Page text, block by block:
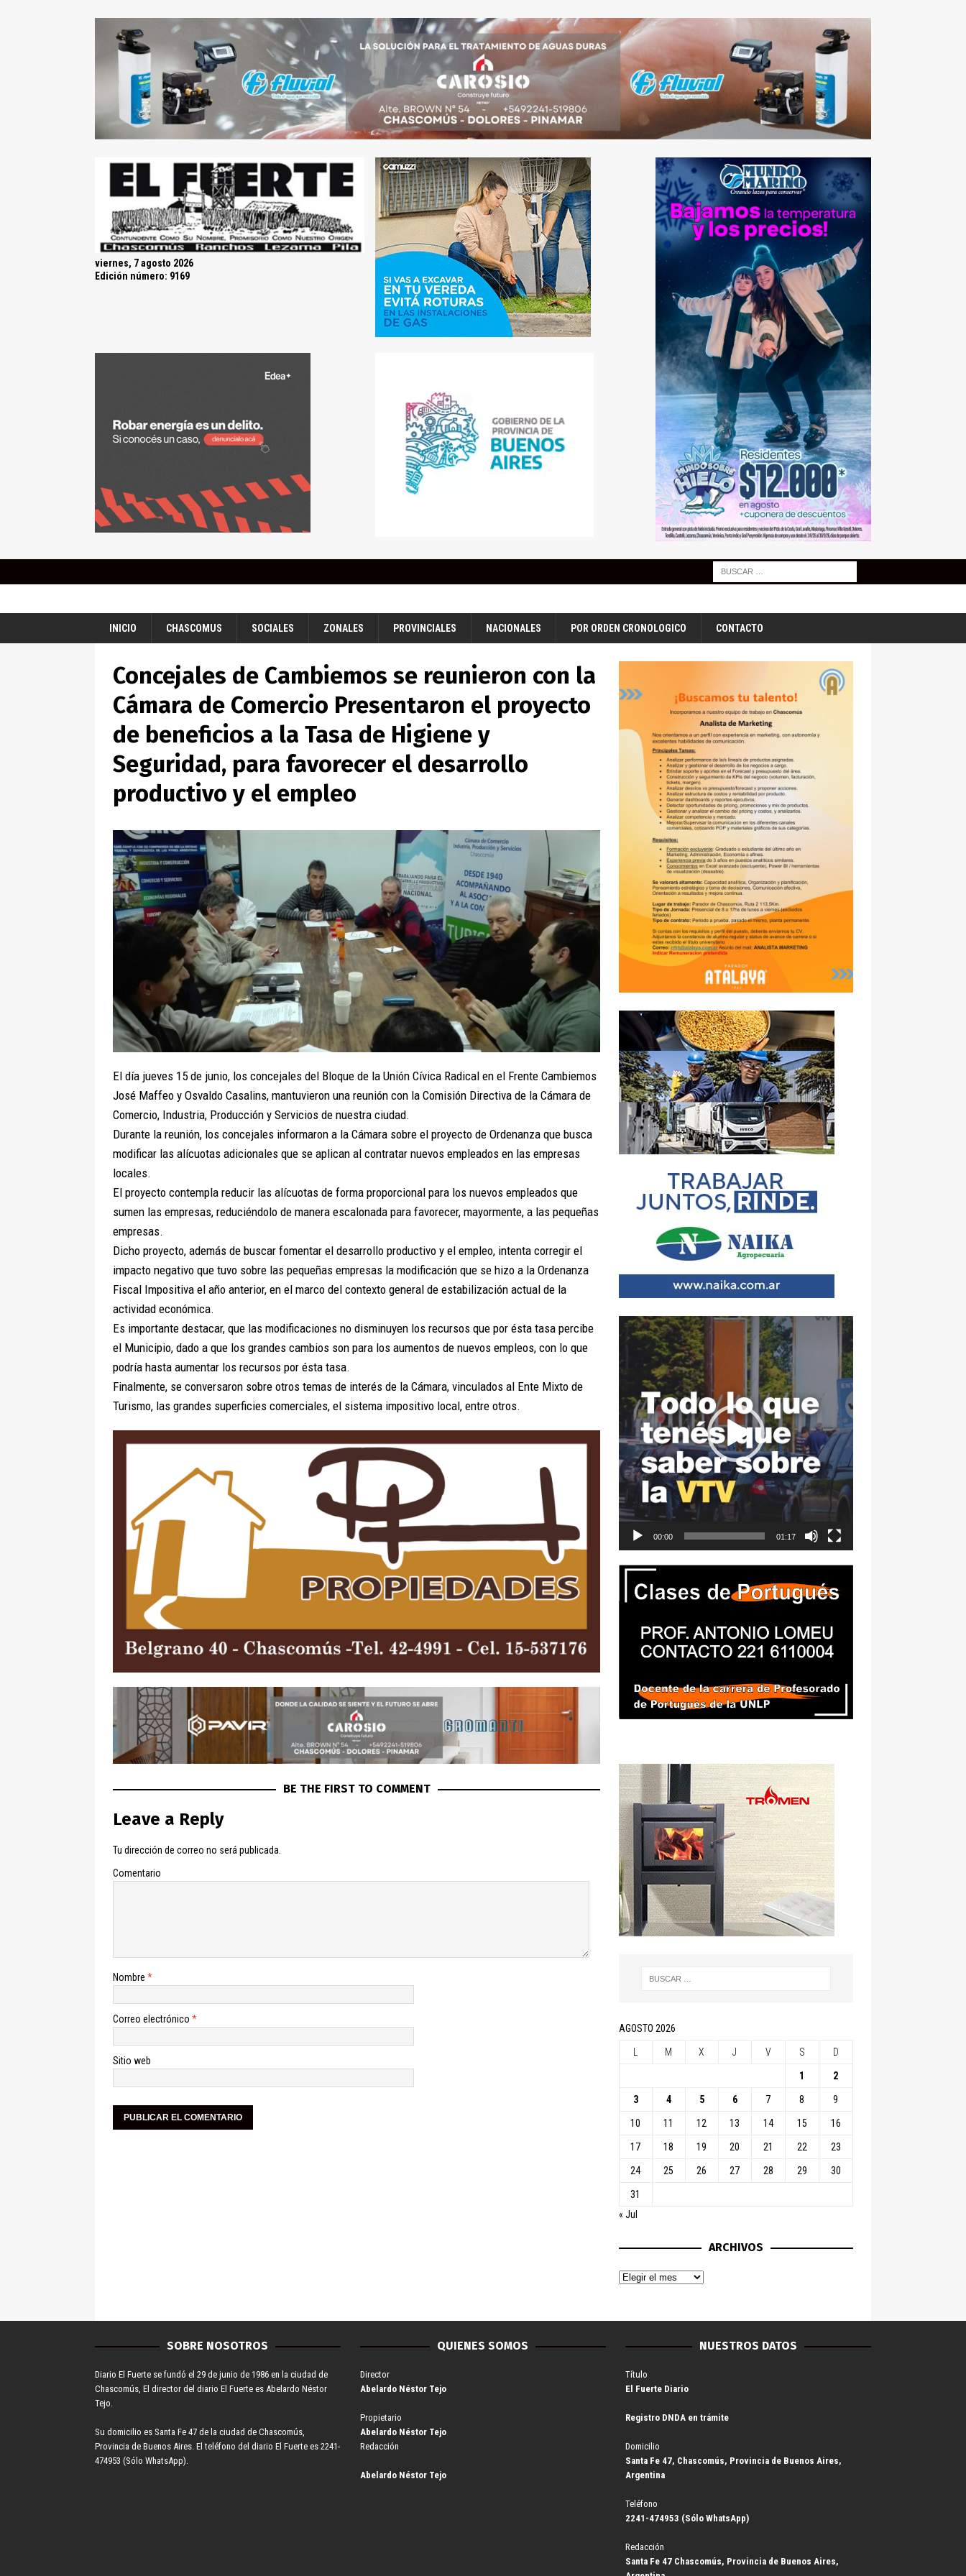
viernes, 7 agosto 2026
Edición número: 9169
INICIO CHASCOMUS SOCIALES ZONALES PROVINCIALES NACIONALES POR ORDEN CRONOLOGICO CONTACTO
Concejales de Cambiemos se reunieron con la
Cámara de Comercio Presentaron el proyecto
de beneficios a la Tasa de Higiene y
Seguridad, para favorecer el desarrollo
productivo y el empleo
El día jueves 15 de junio, los concejales del Bloque de la Unión Cívica Radical en el Frente Cambiemos
José Maffeo y Osvaldo Casalins, mantuvieron una reunión con la Comisión Directiva de la Cámara de
Comercio, Industria, Producción y Servicios de nuestra ciudad.
Durante la reunión, los concejales informaron a la Cámara sobre el proyecto de Ordenanza que busca
modificar las alícuotas adicionales que se aplican al contratar nuevos empleados en las empresas
locales.
El proyecto contempla reducir las alícuotas de forma proporcional para los nuevos empleados que
sumen las empresas, reduciéndolo de manera escalonada para favorecer, mayormente, a las pequeñas
empresas.
Dicho proyecto, además de buscar fomentar el desarrollo productivo y el empleo, intenta corregir el
impacto negativo que tuvo sobre las pequeñas empresas la modificación que se hizo a la Ordenanza
Fiscal Impositiva el año anterior, en el marco del contexto general de estabilización actual de la
actividad económica.
Es importante destacar, que las modificaciones no disminuyen los recursos que por ésta tasa percibe
el Municipio, dado a que los grandes cambios son para los aumentos de nuevos empleos, con lo que
podría hasta aumentar los recursos por ésta tasa.
Finalmente, se conversaron sobre otros temas de interés de la Cámara, vinculados al Ente Mixto de
Turismo, las grandes superficies comerciales, el sistema impositivo local, entre otros.
BE THE FIRST TO COMMENT
Leave a Reply
Tu dirección de correo no será publicada.
Comentario
Nombre *
Correo electrónico *
Sitio web
Reproductor
de
00:00 01:17
AGOSTO 2026
M X J V S D
1 2
3 4 5 6 7 8 9
10 11 12 13 14 15 16
17 18 19 20 21 22 23
24 25 26 27 28 29 30
31
« Jul
ARCHIVOS
SOBRE NOSOTROS
Diario El Fuerte se fundó el 29 de junio de 1986 en la ciudad de
Chascomús, El director del diario El Fuerte es Abelardo Néstor
Tejo.
Su domicilio es Santa Fe 47 de la ciudad de Chascomús,
Provincia de Buenos Aires. El teléfono del diario El Fuerte es 2241-
474953 (Sólo WhatsApp).
QUIENES SOMOS
Director
Abelardo Néstor Tejo
Propietario
Abelardo Néstor Tejo
Redacción
Abelardo Néstor Tejo
NUESTROS DATOS
Título
El Fuerte Diario
Registro DNDA en trámite
Domicilio
Santa Fe 47, Chascomús, Provincia de Buenos Aires,
Argentina
Teléfono
2241-474953 (Sólo WhatsApp)
Redacción
Santa Fe 47 Chascomús, Provincia de Buenos Aires,